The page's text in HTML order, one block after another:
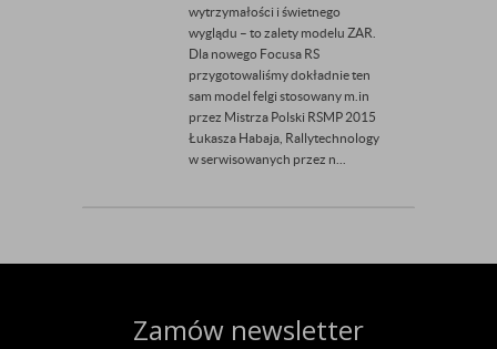
wytrzymałości i świetnego
wyglądu – to zalety modelu ZAR.
Dla nowego Focusa RS
przygotowaliśmy dokładnie ten
sam model felgi stosowany m.in
przez Mistrza Polski RSMP 2015
Łukasza Habaja, Rallytechnology
w serwisowanych przez n...
Zamów newsletter